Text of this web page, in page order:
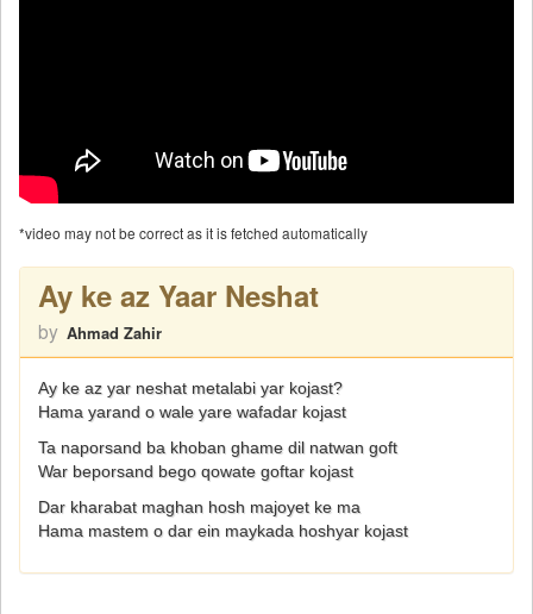
*video may not be correct as it is fetched automatically
Ay ke az Yaar Neshat
by Ahmad Zahir
Ay ke az yar neshat metalabi yar kojast?
Hama yarand o wale yare wafadar kojast
Ta naporsand ba khoban ghame dil natwan goft
War beporsand bego qowate goftar kojast
Dar kharabat maghan hosh majoyet ke ma
Hama mastem o dar ein maykada hoshyar kojast